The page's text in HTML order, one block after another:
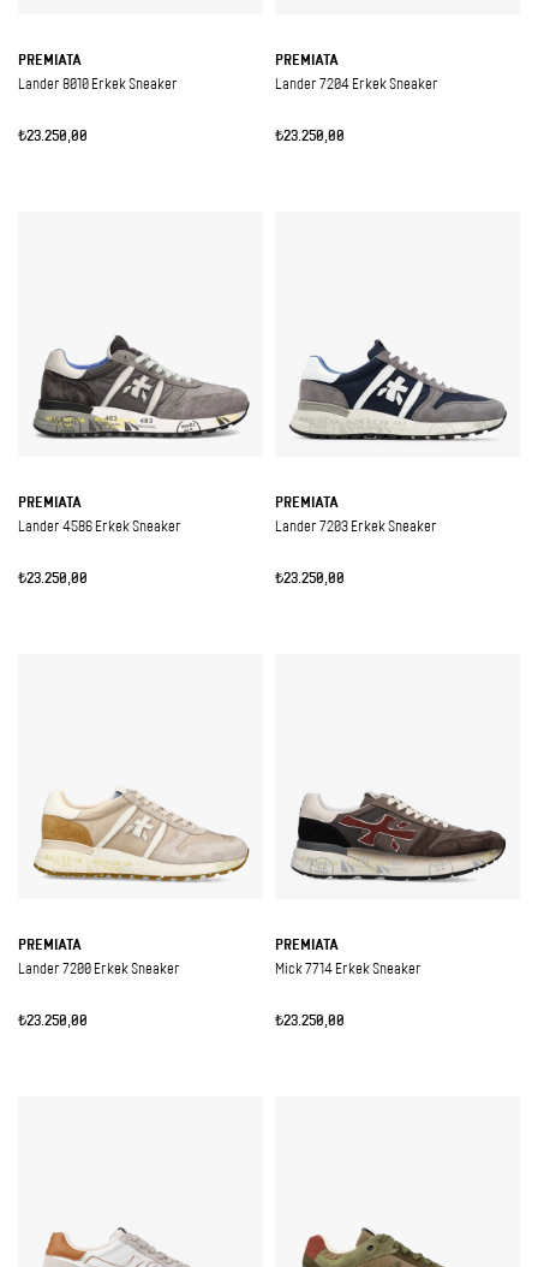
PREMIATA
Lander 8010 Erkek Sneaker
₺23.250,00
PREMIATA
Lander 7204 Erkek Sneaker
₺23.250,00
PREMIATA
Lander 4586 Erkek Sneaker
₺23.250,00
PREMIATA
Lander 7203 Erkek Sneaker
₺23.250,00
PREMIATA
Lander 7200 Erkek Sneaker
₺23.250,00
PREMIATA
Mick 7714 Erkek Sneaker
₺23.250,00